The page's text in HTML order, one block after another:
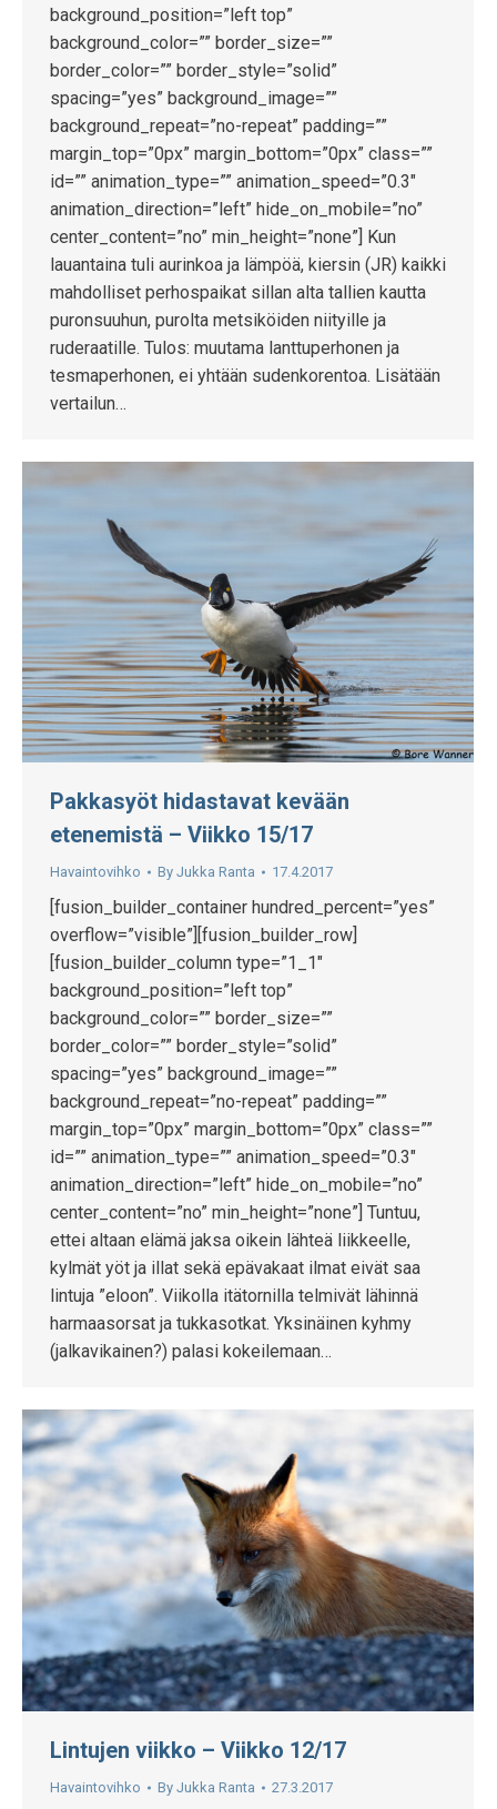
background_position=”left top”
background_color=”” border_size=””
border_color=”” border_style=”solid”
spacing=”yes” background_image=””
background_repeat=”no-repeat” padding=””
margin_top=”0px” margin_bottom=”0px” class=””
id=”” animation_type=”” animation_speed=”0.3″
animation_direction=”left” hide_on_mobile=”no”
center_content=”no” min_height=”none”] Kun
lauantaina tuli aurinkoa ja lämpöä, kiersin (JR) kaikki
mahdolliset perhospaikat sillan alta tallien kautta
puronsuuhun, purolta metsiköiden niityille ja
ruderaatille. Tulos: muutama lanttuperhonen ja
tesmaperhonen, ei yhtään sudenkorentoa. Lisätään
vertailun…
Pakkasyöt hidastavat kevään
etenemistä – Viikko 15/17
Havaintovihko By Jukka Ranta 17.4.2017
[fusion_builder_container hundred_percent=”yes”
overflow=”visible”][fusion_builder_row]
[fusion_builder_column type=”1_1″
background_position=”left top”
background_color=”” border_size=””
border_color=”” border_style=”solid”
spacing=”yes” background_image=””
background_repeat=”no-repeat” padding=””
margin_top=”0px” margin_bottom=”0px” class=””
id=”” animation_type=”” animation_speed=”0.3″
animation_direction=”left” hide_on_mobile=”no”
center_content=”no” min_height=”none”] Tuntuu,
ettei altaan elämä jaksa oikein lähteä liikkeelle,
kylmät yöt ja illat sekä epävakaat ilmat eivät saa
lintuja ”eloon”. Viikolla itätornilla telmivät lähinnä
harmaasorsat ja tukkasotkat. Yksinäinen kyhmy
(jalkavikainen?) palasi kokeilemaan…
Lintujen viikko – Viikko 12/17
Havaintovihko By Jukka Ranta 27.3.2017